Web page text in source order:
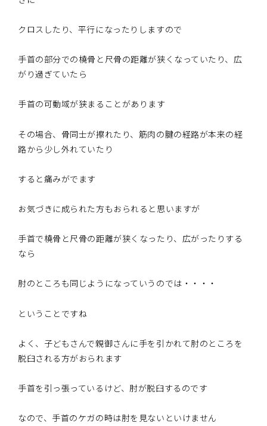
クロスしたり、平行になったりしますので
手首の部分での橈骨と尺骨の距離が狭くなっていたり、広
がり過ぎていたら
手首の可動域が狭まることがあります
その場合、骨同士が擦れたり、筋肉の腱の経路が本来の経
路から少し外れていたり
すると痛みがでます
お気づきに成られた方もおられると思いますが
手首で橈骨と尺骨の距離が狭くなったり、広がったりする
なら
肘のところも同じようになっていうのでは・・・・
ということですね
よく、子どもさんで親御さんに手を引かれて肘のところを
脱臼される方がおられます
手首を引っ張っているけど、肘が脱臼するのです
なので、手首のケガの時は肘を見ないといけません